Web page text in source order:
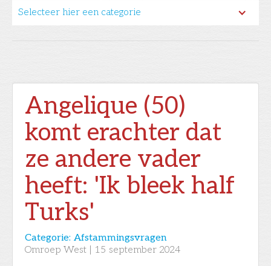
Selecteer hier een categorie
Angelique (50)
komt erachter dat
ze andere vader
heeft: 'Ik bleek half
Turks'
Categorie: Afstammingsvragen
Omroep West
15 september 2024